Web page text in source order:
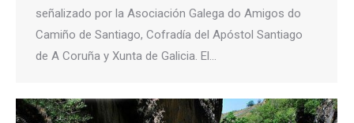
señalizado por la Asociación Galega do Amigos do
Camiño de Santiago, Cofradía del Apóstol Santiago
de A Coruña y Xunta de Galicia. El…